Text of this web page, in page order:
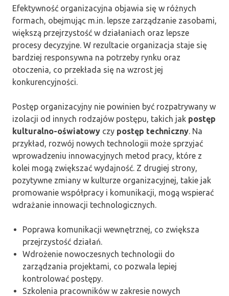
Efektywność organizacyjna objawia się w różnych
formach, obejmując m.in. lepsze zarządzanie zasobami,
większą przejrzystość w działaniach oraz lepsze
procesy decyzyjne. W rezultacie organizacja staje się
bardziej responsywna na potrzeby rynku oraz
otoczenia, co przekłada się na wzrost jej
konkurencyjności.
Postęp organizacyjny nie powinien być rozpatrywany w
izolacji od innych rodzajów postępu, takich jak postęp
kulturalno-oświatowy czy postęp techniczny. Na
przykład, rozwój nowych technologii może sprzyjać
wprowadzeniu innowacyjnych metod pracy, które z
kolei mogą zwiększać wydajność. Z drugiej strony,
pozytywne zmiany w kulturze organizacyjnej, takie jak
promowanie współpracy i komunikacji, mogą wspierać
wdrażanie innowacji technologicznych.
Poprawa komunikacji wewnętrznej, co zwiększa
przejrzystość działań.
Wdrożenie nowoczesnych technologii do
zarządzania projektami, co pozwala lepiej
kontrolować postępy.
Szkolenia pracowników w zakresie nowych